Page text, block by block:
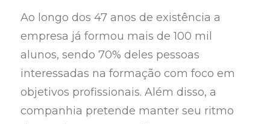
Ao longo dos 47 anos de existência a
empresa já formou mais de 100 mil
alunos, sendo 70% deles pessoas
interessadas na formação com foco em
objetivos profissionais. Além disso, a
companhia pretende manter seu ritmo